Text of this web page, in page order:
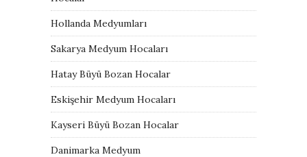
Hollanda Medyumları
Sakarya Medyum Hocaları
Hatay Büyü Bozan Hocalar
Eskişehir Medyum Hocaları
Kayseri Büyü Bozan Hocalar
Danimarka Medyum